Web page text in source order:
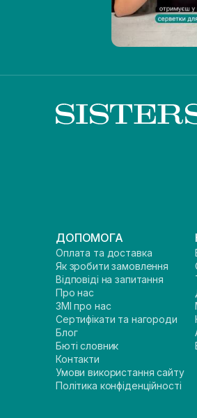
ДОПОМОГА
Оплата та доставка
Як зробити замовлення
Відповіді на запитання
Про нас
ЗМІ про нас
Сертифікати та нагороди
Блог
Бюті словник
Контакти
Умови використання сайту
Політика конфіденційності